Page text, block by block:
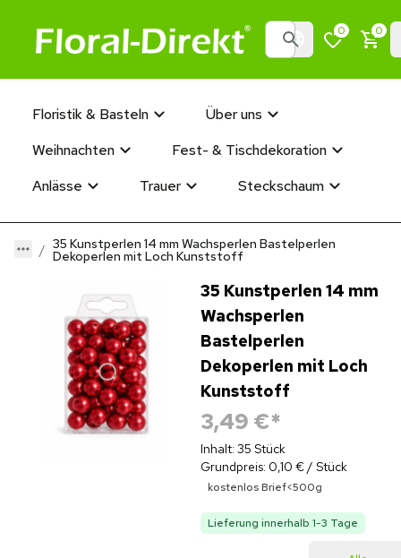
0 0
Floristik & Basteln
Über uns
Weihnachten
Fest- & Tischdekoration
Anlässe
Trauer Steckschaum
35 Kunstperlen 14 mm Wachsperlen Bastelperlen
Dekoperlen mit Loch Kunststoff
35 Kunstperlen 14 mm
Wachsperlen
Bastelperlen
Dekoperlen mit Loch
Kunststoff
3,49 €*
Inhalt: 35 Stück
Grundpreis: 0,10 € / Stück
kostenlos Brief<500g
Lieferung innerhalb 1-3 Tage